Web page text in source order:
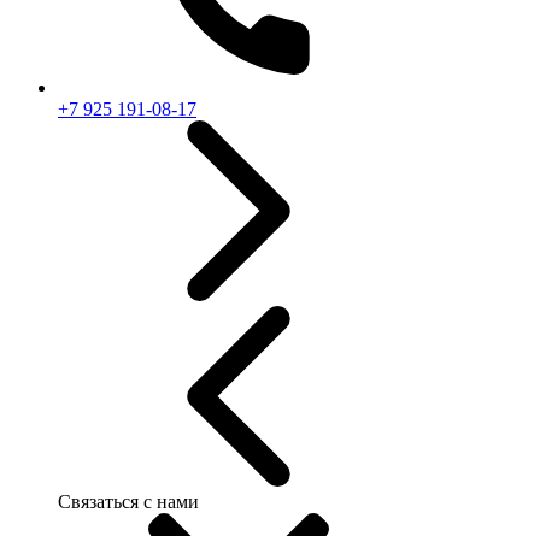
+7 925 191-08-17
Связаться с нами